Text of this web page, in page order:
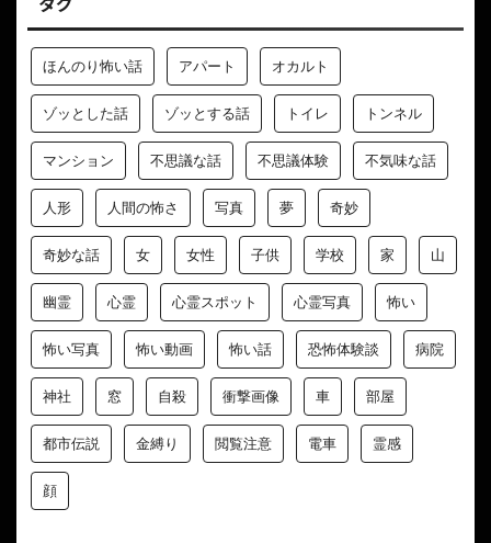
ほんのり怖い話 アパート オカルト
ゾッとした話 ゾッとする話 トイレ トンネル
マンション 不思議な話 不思議体験 不気味な話
人形 人間の怖さ 写真 夢 奇妙
奇妙な話 女 女性 子供 学校 家 山
幽霊 心霊 心霊スポット 心霊写真 怖い
怖い写真 怖い動画 怖い話 恐怖体験談 病院
神社 窓 自殺 衝撃画像 車 部屋
都市伝説 金縛り 閲覧注意 電車 霊感
顔